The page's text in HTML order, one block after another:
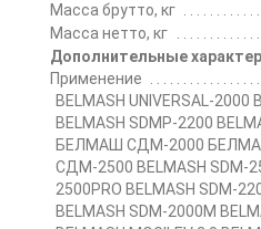
Масса брутто, кг
Масса нетто, кг
Дополнительные
Применение
BELMASH UNIVERSAL-2000
BELMASH SDMP-2200
БЕЛМАШ СДМ-2000
СДМ-2500 BELMASH SDM-
2500PRO BELMASH SDM-
BELMASH SDM-2000M